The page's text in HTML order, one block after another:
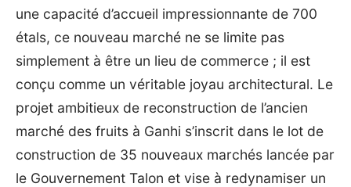
une capacité d’accueil impressionnante de 700
étals, ce nouveau marché ne se limite pas
simplement à être un lieu de commerce ; il est
conçu comme un véritable joyau architectural. Le
projet ambitieux de reconstruction de l’ancien
marché des fruits à Ganhi s’inscrit dans le lot de
construction de 35 nouveaux marchés lancée par
le Gouvernement Talon et vise à redynamiser un